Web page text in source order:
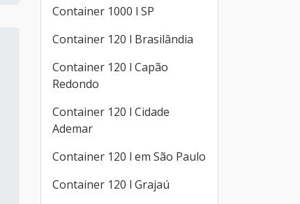
Container 1000 l SP
Container 120 l Brasilândia
Container 120 l Capão
Redondo
Container 120 l Cidade
Ademar
Container 120 l em São Paulo
Container 120 l Grajaú